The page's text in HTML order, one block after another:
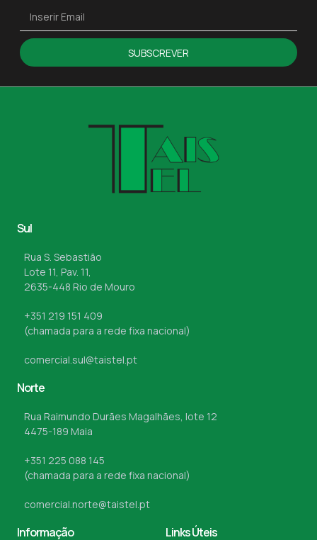
SUBSCREVER
Sul
Rua S. Sebastião
Lote 11, Pav. 11,
2635-448 Rio de Mouro
+351 219 151 409
(chamada para a rede fixa nacional)
comercial.sul@taistel.pt
Norte
Rua Raimundo Durães Magalhães, lote 12
4475-189 Maia
+351 225 088 145
(chamada para a rede fixa nacional)
comercial.norte@taistel.pt
Informação Links Úteis